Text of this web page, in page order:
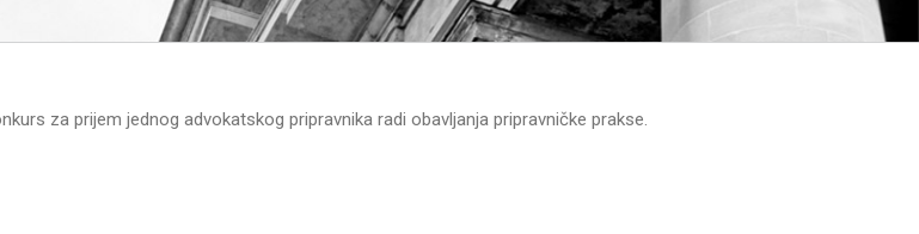
za prijem jednog advokatskog pripravnika radi obavljanja pripravničke prakse.